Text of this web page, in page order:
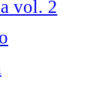
vol. 2